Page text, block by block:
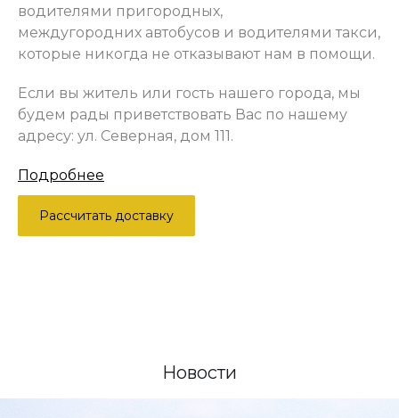
водителями пригородных,
междугородних автобусов и водителями такси,
которые никогда не отказывают нам в помощи.
Если вы житель или гость нашего города, мы
будем рады приветствовать Вас по нашему
адресу: ул. Северная, дом 111.
Подробнее
Рассчитать доставку
Новости